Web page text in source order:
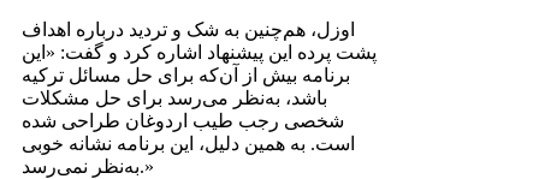
اوزل، هم‌چنین به شک و تردید درباره اهداف
پشت پرده این پیشنهاد اشاره کرد و گفت: «این
برنامه بیش از آن‌که برای حل مسائل ترکیه
باشد، به‌نظر می‌رسد برای حل مشکلات
شخصی رجب طیب اردوغان طراحی شده
است. به همین دلیل، این برنامه نشانه خوبی
به‌نظر نمی‌رسد.»